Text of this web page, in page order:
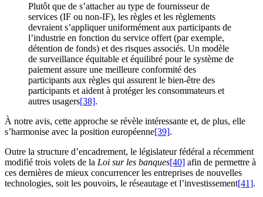
Plutôt que de s’attacher au type de fournisseur de
services (IF ou non-IF), les règles et les règlements
devraient s’appliquer uniformément aux participants de
l’industrie en fonction du service offert (par exemple,
détention de fonds) et des risques associés. Un modèle
de surveillance équitable et équilibré pour le système de
paiement assure une meilleure conformité des
participants aux règles qui assurent le bien-être des
participants et aident à protéger les consommateurs et
autres usagers[38].
À notre avis, cette approche se révèle intéressante et, de plus, elle
s’harmonise avec la position européenne[39].
Outre la structure d’encadrement, le législateur fédéral a récemment
modifié trois volets de la Loi sur les banques[40] afin de permettre à
ces dernières de mieux concurrencer les entreprises de nouvelles
technologies, soit les pouvoirs, le réseautage et l’investissement[41].